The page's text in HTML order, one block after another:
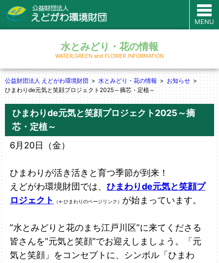
MENU
水とみどり・花の情報
WATER,GREEN and FLOWER INFORMATION
公益財団法人 えどがわ環境財団 水とみどり・花の情報
お知らせ
ひまわりde元気と笑顔プロジェクト2025～摘芯・定植～
ひまわりde元気と笑顔プロジェクト2025～摘
芯・定植～
6月20日（金）
ひまわりが活き活きと育つ季節が到来！
えどがわ環境財団では、 ひまわりde元気と笑顔プ
ロジェクト
（←ひまわりのページリンク） が始まっています。
”水とみどりと花のまち江戸川区”に来てくださる
皆さんを”元気と笑顔”でお迎えしましょう。「元
気と笑顔」をコンセプトに、シンボル「ひまわ